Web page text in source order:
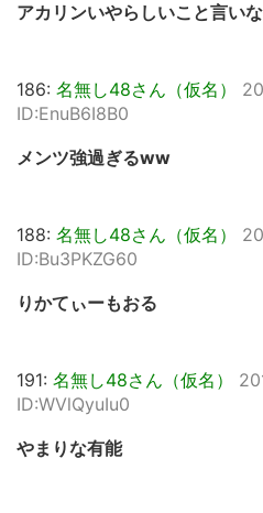
アカリンいやらしいこと言い
186: 名無し48さん（仮名）
ID:EnuB6I8B0
メンツ強過ぎるww
188: 名無し48さん（仮名）
ID:Bu3PKZG60
りかてぃーもおる
191: 名無し48さん（仮名）
ID:WVlQyuIu0
やまりな有能